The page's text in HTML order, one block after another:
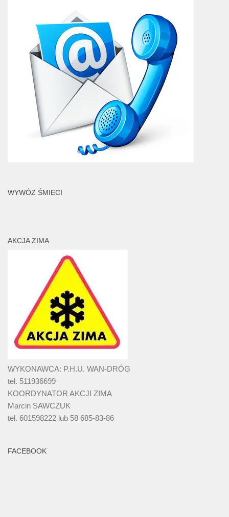
WYWÓZ ŚMIECI
AKCJA ZIMA
WYKONAWCA: P.H.U. WAN-DRÓG
tel. 511936699
KOORDYNATOR AKCJI ZIMA
Marcin SAWCZUK
tel. 601598222 lub 58 685-83-86
FACEBOOK